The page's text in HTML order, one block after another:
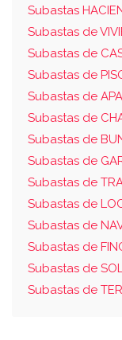
Subastas
Subastas de
Subastas de
Subastas de
Subastas de
Subastas de
Subastas de
Subastas de
Subastas de
Subastas de
Subastas de
Subastas de
Subastas de
Subastas de